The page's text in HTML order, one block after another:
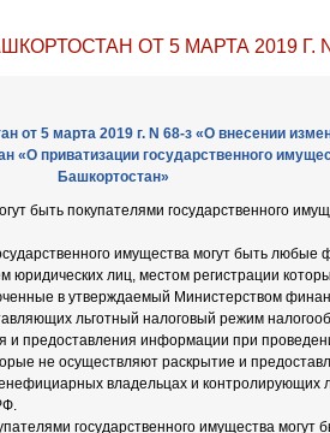
ОТ 5 МАРТА 2019
от 5 марта 2019 г. N 68-з «О внесении
«О приватизации государственного
Башкортостан»
быть покупателями государственного
имущества могут быть любые
юридических лиц, местом регистрации
в утверждаемый Министерством
льготный налоговый режим
и предоставления информации при
не осуществляют раскрытие и
владельцах и контролирующих
государственного имущества могут